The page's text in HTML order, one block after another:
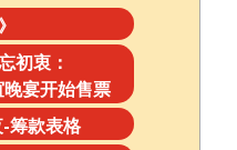
初衷：
晚宴开始售票
-筹款表格